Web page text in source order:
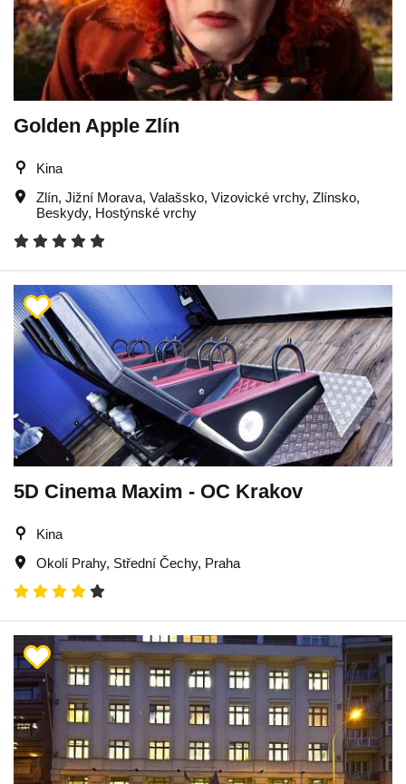
Golden Apple Zlín
Kina
Zlín, Jižní Morava, Valašsko, Vizovické vrchy, Zlínsko,
Beskydy, Hostýnské vrchy
5D Cinema Maxim - OC Krakov
Kina
Okolí Prahy, Střední Čechy, Praha